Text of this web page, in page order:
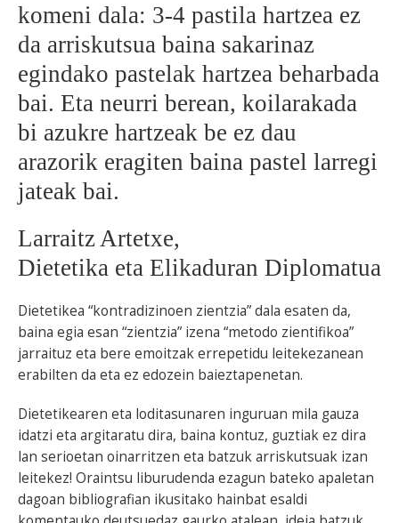
komeni dala: 3-4 pastila hartzea ez
da arriskutsua baina sakarinaz
egindako pastelak hartzea beharbada
bai. Eta neurri berean, koilarakada
bi azukre hartzeak be ez dau
arazorik eragiten baina pastel larregi
jateak bai.
Larraitz Artetxe,
Dietetika eta Elikaduran Diplomatua
Dietetikea “kontradizinoen zientzia” dala esaten da,
baina egia esan “zientzia” izena “metodo zientifikoa”
jarraituz eta bere emoitzak errepetidu leitekezanean
erabilten da eta ez edozein baieztapenetan.
Dietetikearen eta loditasunaren inguruan mila gauza
idatzi eta argitaratu dira, baina kontuz, guztiak ez dira
lan serioetan oinarritzen eta batzuk arriskutsuak izan
leitekez! Oraintsu liburudenda ezagun bateko apaletan
dagoan bibliografian ikusitako hainbat esaldi